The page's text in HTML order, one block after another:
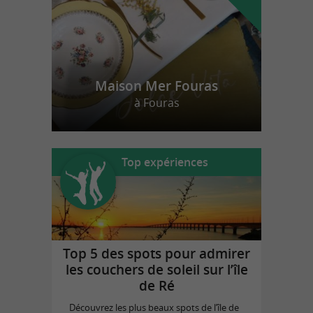
Maison Mer Fouras
à Fouras
Top expériences
Top 5 des spots pour admirer
les couchers de soleil sur l’île
de Ré
Découvrez les plus beaux spots de l’île de